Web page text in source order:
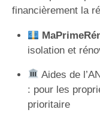
financièrement la
isolation et
Aides de
: pour les
prioritaire